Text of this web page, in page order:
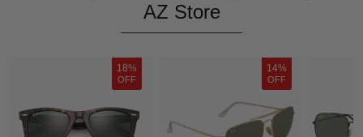
AZ Store
18%
OFF
14%
OFF